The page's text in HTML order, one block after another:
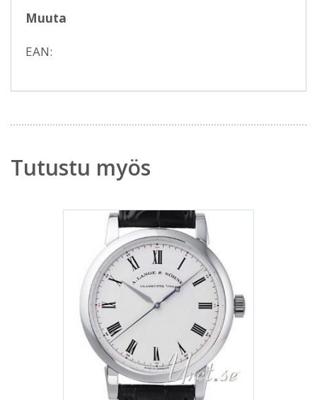
Muuta
EAN:
Tutustu myös